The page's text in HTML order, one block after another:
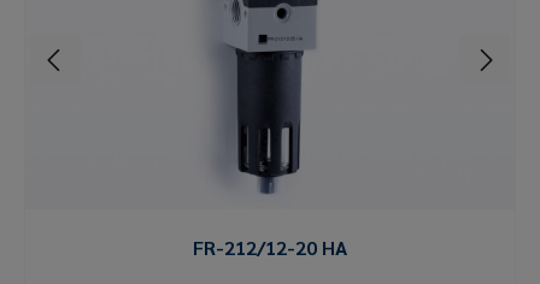
FR-212/12-20 HA